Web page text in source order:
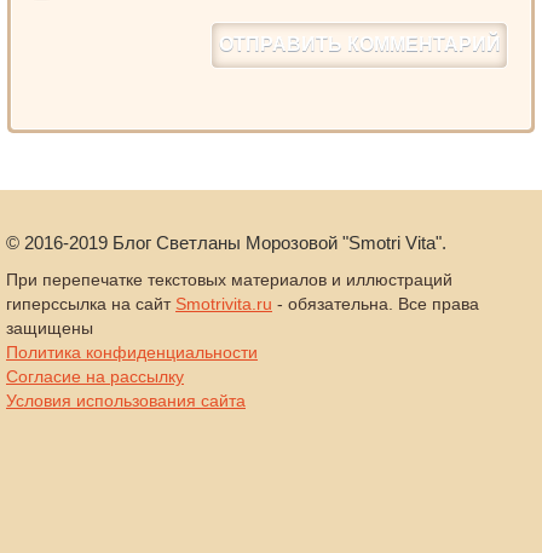
© 2016-2019 Блог Светланы Морозовой "Smotri Vita".
При перепечатке текстовых материалов и иллюстраций
гиперссылка на сайт Smotrivita.ru - обязательна. Все права
защищены
Политика конфиденциальности
Согласие на рассылку
Условия использования сайта